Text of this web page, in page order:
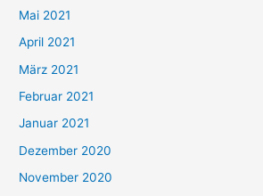
h
:
Mai 2021
April 2021
März 2021
Februar 2021
Januar 2021
Dezember 2020
November 2020